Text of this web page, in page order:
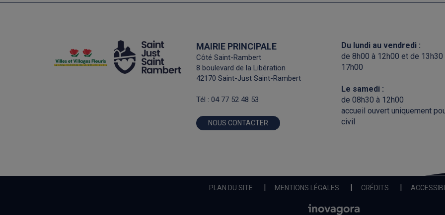
MAIRIE PRINCIPALE
Côté Saint-Rambert
8 boulevard de la Libération
42170 Saint-Just Saint-Rambert
Tél : 04 77 52 48 53
NOUS CONTACTER
Du lundi au vendredi :
de 8h00 à 12h00 et de 13h30
17h00
Le samedi :
de 08h30 à 12h00
accueil ouvert uniquement
civil
PLAN DU SITE MENTIONS LÉGALES CRÉDITS